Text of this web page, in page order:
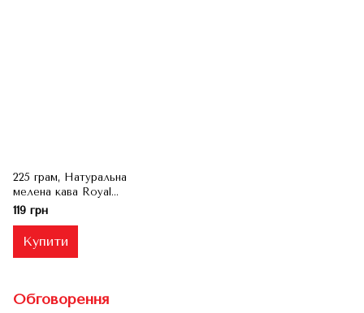
225 грам, Натуральна
мелена кава Royal
Life
119 грн
Купити
Обговорення